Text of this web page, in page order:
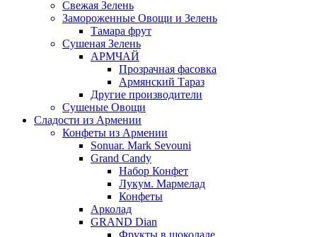
Свежая Зелень
Замороженные Овощи и Зелень
Тамара фрут
Сушеная Зелень
АРМЧАЙ
Прозрачная фасовка
Армянский Тараз
Другие производители
Сушеные Овощи
Сладости из Армении
Конфеты из Армении
Sonuar. Mark Sevouni
Grand Candy
Набор Конфет
Лукум. Мармелад
Конфеты
Арколад
GRAND Dian
Фрукты в шоколаде